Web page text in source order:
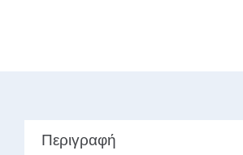
Περιγραφή